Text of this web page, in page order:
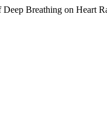
Breathing on Heart